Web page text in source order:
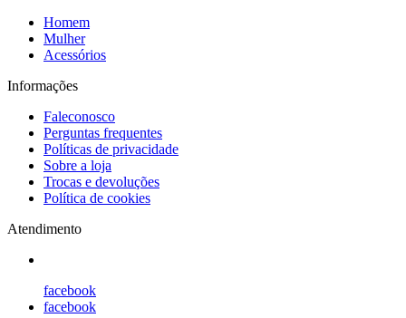
Homem
Mulher
Acessórios
Informações
Faleconosco
Perguntas frequentes
Políticas de privacidade
Sobre a loja
Trocas e devoluções
Política de cookies
Atendimento
facebook
facebook